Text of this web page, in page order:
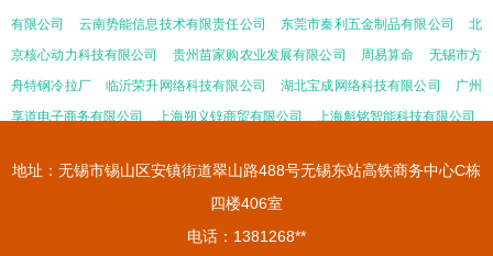
有限公司
云南势能信息技术有限责任公司 东莞市秦利五金制品有限公司
北
京核心动力科技有限公司
贵州苗家购农业发展有限公司 周易算命
无锡市方
舟特钢冷拉厂
临沂荣升网络科技有限公司 湖北宝成网络科技有限公司
广州
享道电子商务有限公司
上海朔义锌商贸有限公司 上海斛铭智能科技有限公司
地址：无锡市锡山区安镇街道翠山路488号无锡东站高铁商务中心C栋
四楼406室
电话：1381268**